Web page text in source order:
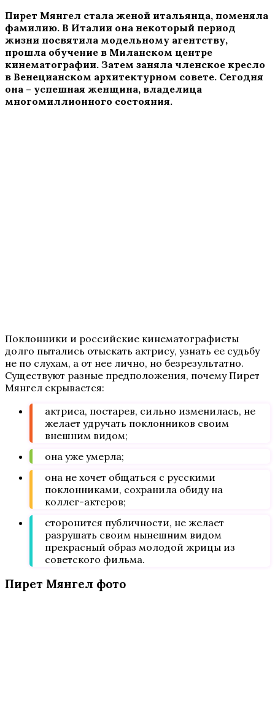
Пирет Мянгел стала женой итальянца, поменяла
фамилию. В Италии она некоторый период
жизни посвятила модельному агентству,
прошла обучение в Миланском центре
кинематографии. Затем заняла членское кресло
в Венецианском архитектурном совете. Сегодня
она – успешная женщина, владелица
многомиллионного состояния.
Поклонники и российские кинематографисты
долго пытались отыскать актрису, узнать ее судьбу
не по слухам, а от нее лично, но безрезультатно.
Существуют разные предположения, почему Пирет
Мянгел скрывается:
актриса, постарев, сильно изменилась, не
желает удручать поклонников своим
внешним видом;
она уже умерла;
она не хочет общаться с русскими
поклонниками, сохранила обиду на
коллег-актеров;
сторонится публичности, не желает
разрушать своим нынешним видом
прекрасный образ молодой жрицы из
советского фильма.
Пирет Мянгел фото